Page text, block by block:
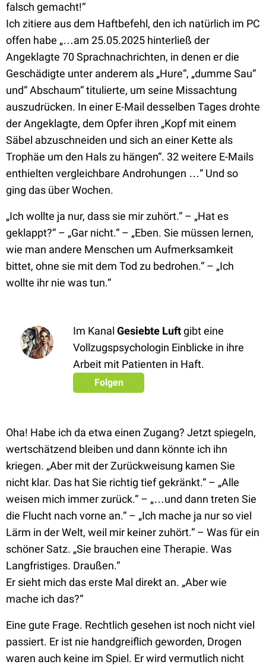
falsch gemacht!“
Ich zitiere aus dem Haftbefehl, den ich natürlich im PC
offen habe „…am 25.05.2025 hinterließ der
Angeklagte 70 Sprachnachrichten, in denen er die
Geschädigte unter anderem als „Hure“, „dumme Sau“
und“ Abschaum“ titulierte, um seine Missachtung
auszudrücken. In einer E-Mail desselben Tages drohte
der Angeklagte, dem Opfer ihren „Kopf mit einem
Säbel abzuschneiden und sich an einer Kette als
Trophäe um den Hals zu hängen“. 32 weitere E-Mails
enthielten vergleichbare Androhungen …“ Und so
ging das über Wochen.
„Ich wollte ja nur, dass sie mir zuhört.“ – „Hat es
geklappt?“ – „Gar nicht.“ – „Eben. Sie müssen lernen,
wie man andere Menschen um Aufmerksamkeit
bittet, ohne sie mit dem Tod zu bedrohen.“ – „Ich
wollte ihr nie was tun.“
Im Kanal Gesiebte Luftgibt eine
Vollzugspsychologin Einblicke in ihre
Arbeit mit Patienten in Haft.
Folgen
Oha! Habe ich da etwa einen Zugang? Jetzt spiegeln,
wertschätzend bleiben und dann könnte ich ihn
kriegen. „Aber mit der Zurückweisung kamen Sie
nicht klar. Das hat Sie richtig tief gekränkt.“ – „Alle
weisen mich immer zurück.“ – „…und dann treten Sie
die Flucht nach vorne an.“ – „Ich mache ja nur so viel
Lärm in der Welt, weil mir keiner zuhört.“ – Was für ein
schöner Satz. „Sie brauchen eine Therapie. Was
Langfristiges. Draußen.“
Er sieht mich das erste Mal direkt an. „Aber wie
mache ich das?“
Eine gute Frage. Rechtlich gesehen ist noch nicht viel
passiert. Er ist nie handgreiflich geworden, Drogen
waren auch keine im Spiel. Er wird vermutlich nicht